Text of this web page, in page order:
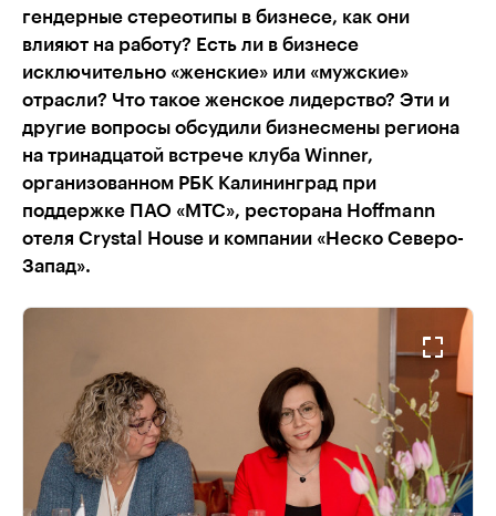
гендерные стереотипы в бизнесе, как они
влияют на работу? Есть ли в бизнесе
исключительно «женские» или «мужские»
отрасли? Что такое женское лидерство? Эти и
другие вопросы обсудили бизнесмены региона
на тринадцатой встрече клуба Winner,
организованном РБК Калининград при
поддержке ПАО «МТС», ресторана Hoffmann
отеля Crystal House и компании «Неско Северо-
Запад».